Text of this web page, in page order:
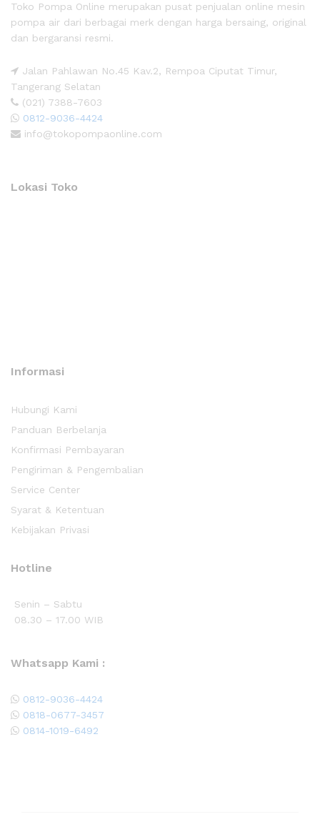
Toko Pompa Online merupakan pusat penjualan online mesin
pompa air dari berbagai merk dengan harga bersaing, original
dan bergaransi resmi.
Jalan Pahlawan No.45 Kav.2, Rempoa Ciputat Timur,
Tangerang Selatan
(021) 7388-7603
0812-9036-4424
info@tokopompaonline.com
Lokasi Toko
Informasi
Hubungi Kami
Panduan Berbelanja
Konfirmasi Pembayaran
Pengiriman & Pengembalian
Service Center
Syarat & Ketentuan
Kebijakan Privasi
Hotline
Senin – Sabtu
08.30 – 17.00 WIB
Whatsapp Kami :
0812-9036-4424
0818-0677-3457
0814-1019-6492